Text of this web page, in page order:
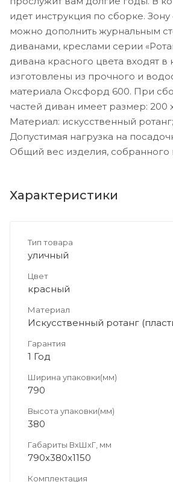
идет инструкция по сборке.
можно дополнить журнальным
диванами, креслами серии
дивана красного цвета входят в
изготовлены из прочного и
материала Оксфорд 600. При
частей диван имеет размер: 200
Материал: искусственный
Допустимая нагрузка на
Общий вес изделия, собранного
Характеристики
Тип товара
уличный
Цвет
красный
Материал
Искусственный ротанг
Гарантия
1 Год
Ширина упаковки(мм)
790
Высота упаковки(мм)
380
Габариты ВхШхГ, мм
790х380х1150
Комплектация